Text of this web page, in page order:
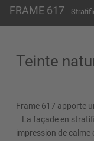
FRAME 617 -
Teinte
Frame 617 apporte
La façade en
impression de calme